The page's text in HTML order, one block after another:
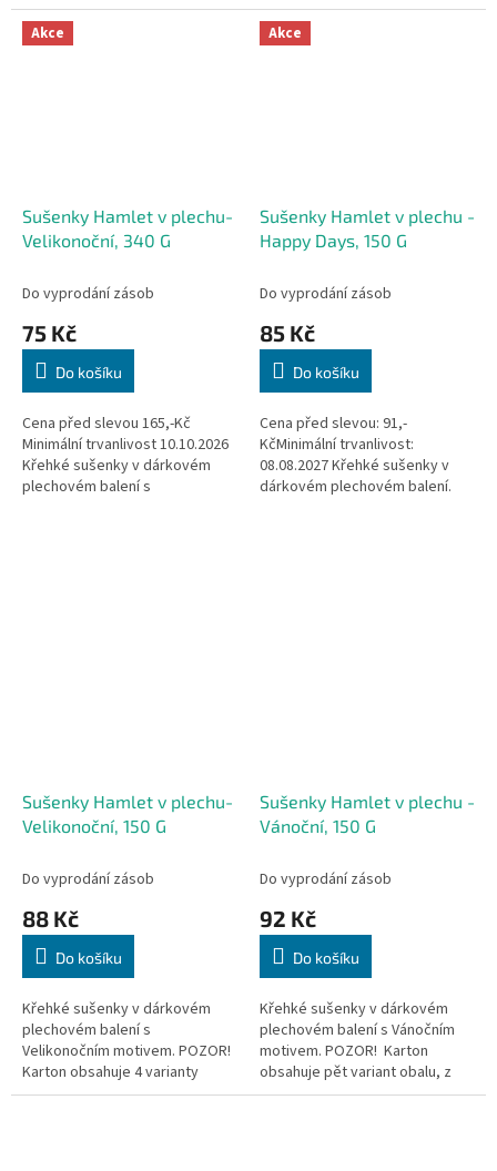
Akce
Sušenky Hamlet v plechu-
Velikonoční, 340 G
Do vyprodání zásob
75 Kč
Do košíku
Cena před slevou 165,-Kč
Minimální trvanlivost 10.10.2026
Křehké sušenky v dárkovém
plechovém balení s
Akce
Sušenky Hamlet v plechu -
Happy Days, 150 G
Do vyprodání zásob
85 Kč
Do košíku
Cena před slevou: 91,-
KčMinimální trvanlivost:
08.08.2027 Křehké sušenky v
dárkovém plechovém balení.
Sušenky Hamlet v plechu-
Velikonoční, 150 G
Do vyprodání zásob
88 Kč
Do košíku
Křehké sušenky v dárkovém
plechovém balení s
Velikonočním motivem. POZOR!
Karton obsahuje 4 varianty
obalu, z tohoto důvodu není
Sušenky Hamlet v plechu -
Vánoční, 150 G
Do vyprodání zásob
92 Kč
Do košíku
Křehké sušenky v dárkovém
plechovém balení s Vánočním
motivem. POZOR! Karton
obsahuje pět variant obalu, z
tohoto důvodu není možné